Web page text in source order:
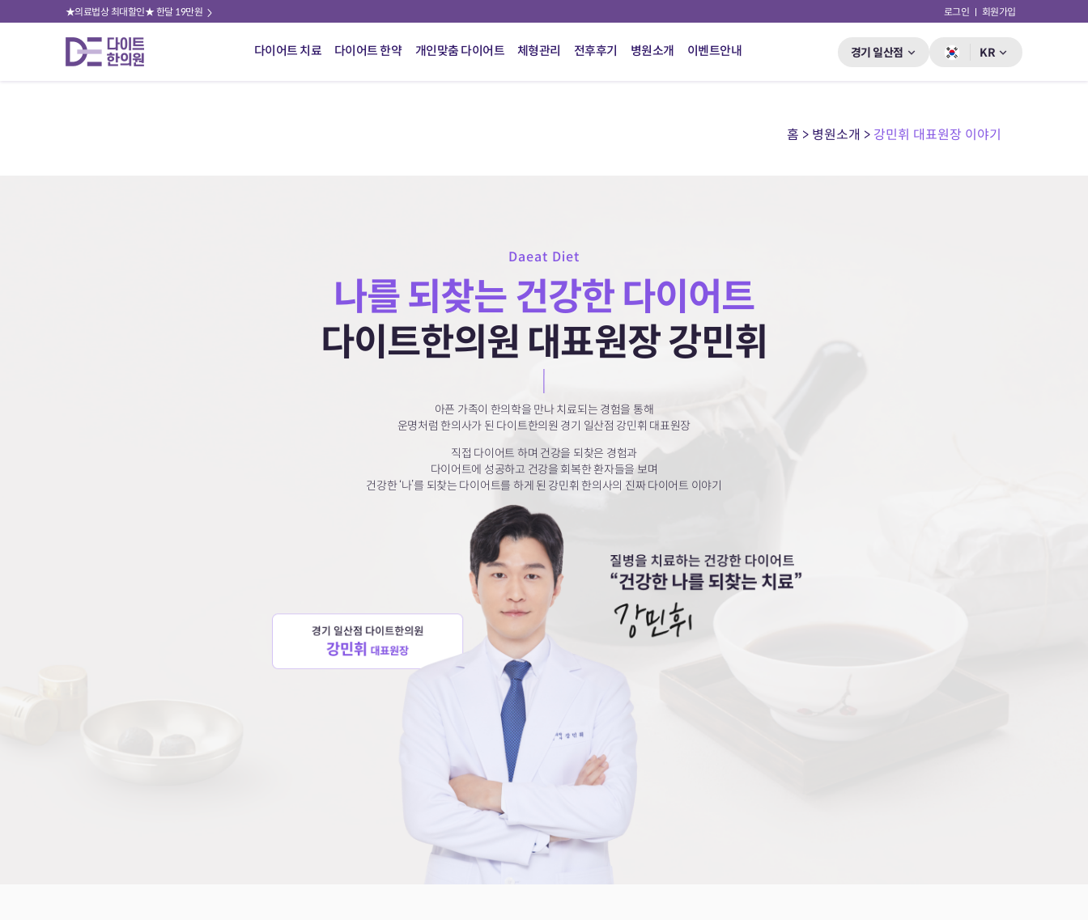
★의료법상 최대할인★ 한달 19만원 로그인 회원가입
다이어트 치료 다이어트 한약 개인맞춤 다이어트 체형관리 전후후기 병원소개 이벤트안내 경기 일산점 KR
홈 > 병원소개 > 강민휘 대표원장 이야기
Daeat Diet
나를 되찾는 건강한 다이어트
다이트한의원 대표원장 강민휘
아픈 가족이 한의학을 만나 치료되는 경험을 통해
운명처럼 한의사가 된 다이트한의원 경기 일산점 강민휘 대표원장
직접 다이어트 하며 건강을 되찾은 경험과
다이어트에 성공하고 건강을 회복한 환자들을 보며
건강한 ‘나’를 되찾는 다이어트를 하게 된 강민휘 한의사의 진짜 다이어트 이야기